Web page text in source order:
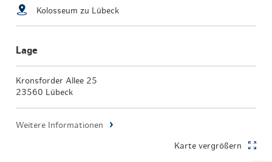
Kolosseum zu Lübeck
Lage
Kronsforder Allee 25
23560 Lübeck
Weitere Informationen
Karte vergrößern